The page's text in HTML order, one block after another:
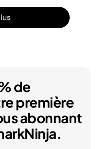
de
première
abonnant